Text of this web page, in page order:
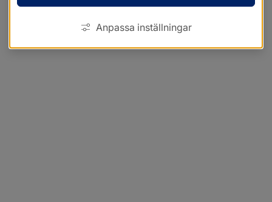
Anpassa inställningar